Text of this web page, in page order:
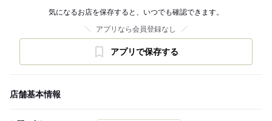
気になるお店を保存すると、いつでも確認できます。
アプリなら会員登録なし
アプリで保存する
店舗基本情報